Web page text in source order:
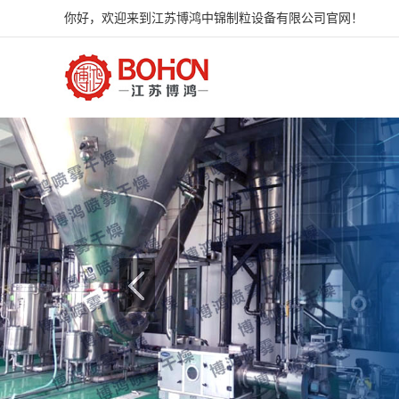
你好，欢迎来到江苏博鸿中锦制粒设备有限公司官网！